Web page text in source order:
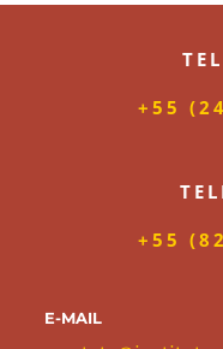
+55
+55
E-MAIL